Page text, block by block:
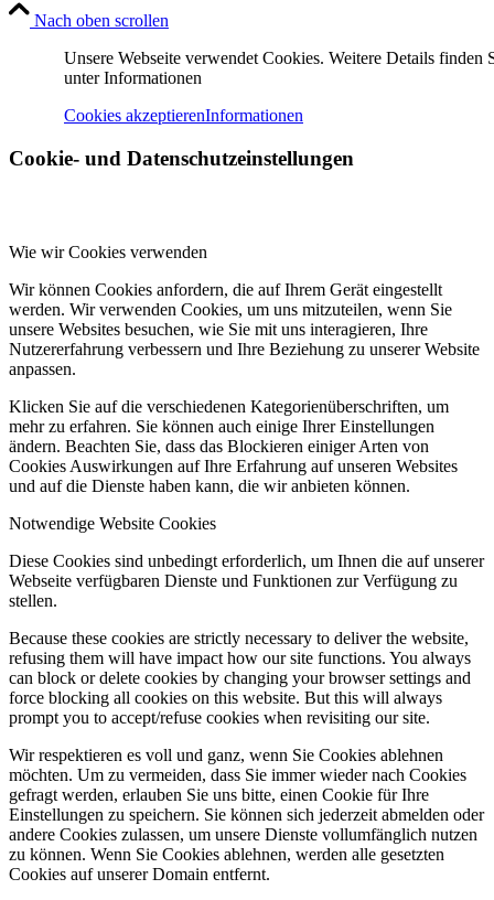
Nach oben scrollen
Unsere Webseite verwendet Cookies. Weitere Details finden
unter Informationen
Cookies akzeptierenInformationen
Cookie- und Datenschutzeinstellungen
Wie wir Cookies verwenden
Wir können Cookies anfordern, die auf Ihrem Gerät eingestellt
werden. Wir verwenden Cookies, um uns mitzuteilen, wenn Sie
unsere Websites besuchen, wie Sie mit uns interagieren, Ihre
Nutzererfahrung verbessern und Ihre Beziehung zu unserer Website
anpassen.
Klicken Sie auf die verschiedenen Kategorienüberschriften, um
mehr zu erfahren. Sie können auch einige Ihrer Einstellungen
ändern. Beachten Sie, dass das Blockieren einiger Arten von
Cookies Auswirkungen auf Ihre Erfahrung auf unseren Websites
und auf die Dienste haben kann, die wir anbieten können.
Notwendige Website Cookies
Diese Cookies sind unbedingt erforderlich, um Ihnen die auf unserer
Webseite verfügbaren Dienste und Funktionen zur Verfügung zu
stellen.
Because these cookies are strictly necessary to deliver the website,
refusing them will have impact how our site functions. You always
can block or delete cookies by changing your browser settings and
force blocking all cookies on this website. But this will always
prompt you to accept/refuse cookies when revisiting our site.
Wir respektieren es voll und ganz, wenn Sie Cookies ablehnen
möchten. Um zu vermeiden, dass Sie immer wieder nach Cookies
gefragt werden, erlauben Sie uns bitte, einen Cookie für Ihre
Einstellungen zu speichern. Sie können sich jederzeit abmelden oder
andere Cookies zulassen, um unsere Dienste vollumfänglich nutzen
zu können. Wenn Sie Cookies ablehnen, werden alle gesetzten
Cookies auf unserer Domain entfernt.